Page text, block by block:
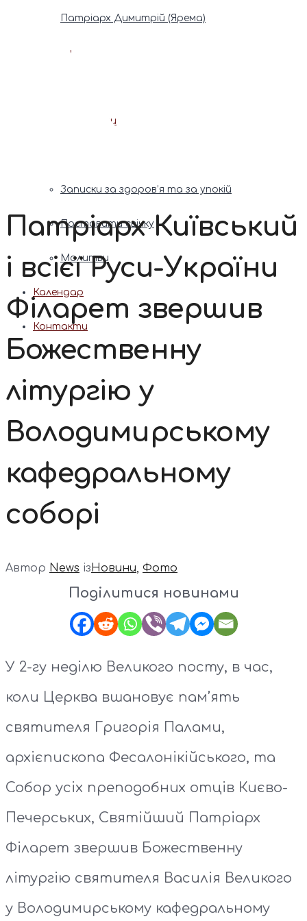
Патріарх Димитрій (Ярема)
Новини
Онлайн послуги
Записки за здоров’я та за упокій
Поставити свічку
Молитви
Календар
Контакти
Патріарх Київський
і всієї Руси-України
Філарет звершив
Божественну
літургію у
Володимирському
кафедральному
соборі
Автор News ізНовини, Фото
Поділитися новинами
У 2-гу неділю Великого посту, в час,
коли Церква вшановує пам’ять
святителя Григорія Палами,
архієпископа Фесалонікійського, та
Собор усіх преподобних отців Києво-
Печерських, Святійший Патріарх
Філарет звершив Божественну
літургію святителя Василія Великого
у Володимирському кафедральному